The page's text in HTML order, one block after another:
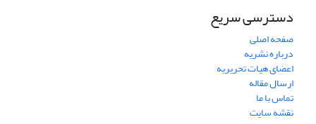
دسترسی سریع
صفحه اصلی
درباره نشریه
اعضای هیات تحریریه
ارسال مقاله
تماس با ما
نقشه سایت